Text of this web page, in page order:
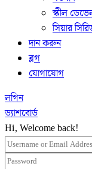
স্কীল
সিয়ার
দান করুন
ব্লগ
যোগাযোগ
লগিন
ড্যাশবোর্ড
Hi, Welcome back!